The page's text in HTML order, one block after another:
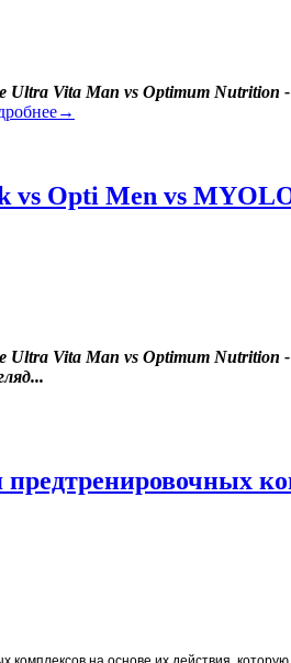
Ultra Vita Man vs Optimum Nutrition
Opti Men vs
Ultra Vita Man vs Optimum Nutrition